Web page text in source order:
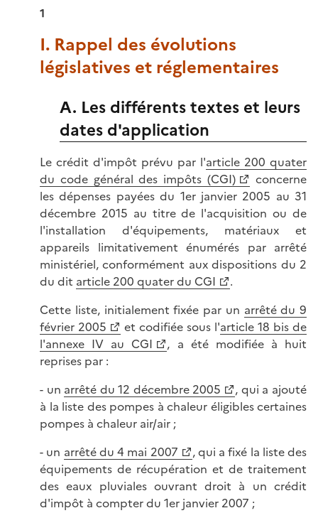
1
I. Rappel des évolutions
législatives et réglementaires
A. Les différents textes et leurs
dates d'application
Le crédit d'impôt prévu par l'article 200 quater
du code général des impôts (CGI)
concerne
les dépenses payées du 1er janvier 2005 au 31
décembre 2015 au titre de l'acquisition ou de
l'installation d'équipements, matériaux et
appareils limitativement énumérés par arrêté
ministériel, conformément aux dispositions du 2
du dit article 200 quater du CGI
.
Cette liste, initialement fixée par un arrêté du 9
février 2005
et codifiée sous l'article 18 bis de
l'annexe IV au CGI
, a été modifiée à huit
reprises par :
- un arrêté du 12 décembre 2005
, qui a ajouté
à la liste des pompes à chaleur éligibles certaines
pompes à chaleur air/air ;
- un arrêté du 4 mai 2007
, qui a fixé la liste des
équipements de récupération et de traitement
des eaux pluviales ouvrant droit à un crédit
d'impôt à compter du 1er janvier 2007 ;